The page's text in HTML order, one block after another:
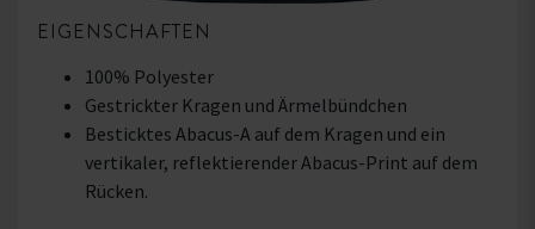
EIGENSCHAFTEN
100% Polyester
Gestrickter Kragen und Ärmelbündchen
Besticktes Abacus-A auf dem Kragen und ein
vertikaler, reflektierender Abacus-Print auf dem
Rücken.